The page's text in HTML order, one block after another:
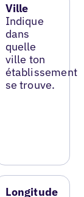
Ville
Indique
dans
quelle
ville ton
établissement
se trouve.
Longitude